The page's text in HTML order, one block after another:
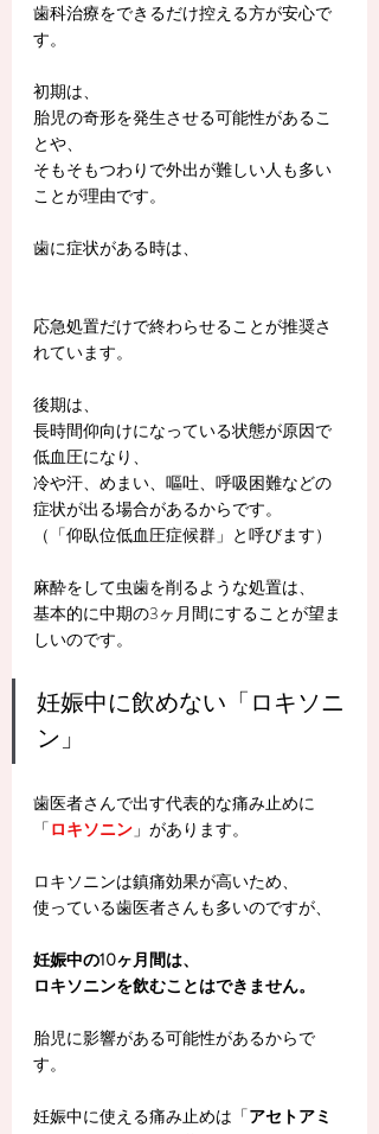
歯科治療をできるだけ控える方が安心で
す。
初期は、
胎児の奇形を発生させる可能性があるこ
とや、
そもそもつわりで外出が難しい人も多い
ことが理由です。
歯に症状がある時は、
応急処置だけで終わらせることが推奨さ
れています。
後期は、
長時間仰向けになっている状態が原因で
低血圧になり、
冷や汗、めまい、嘔吐、呼吸困難などの
症状が出る場合があるからです。
（「仰臥位低血圧症候群」と呼びます）
麻酔をして虫歯を削るような処置は、
基本的に中期の3ヶ月間にすることが望ま
しいのです。
妊娠中に飲めない「ロキソニ
ン」
歯医者さんで出す代表的な痛み止めに
「ロキソニン」があります。
ロキソニンは鎮痛効果が高いため、
使っている歯医者さんも多いのですが、
妊娠中の10ヶ月間は、
ロキソニンを飲むことはできません。
胎児に影響がある可能性があるからで
す。
妊娠中に使える痛み止めは「アセトアミ